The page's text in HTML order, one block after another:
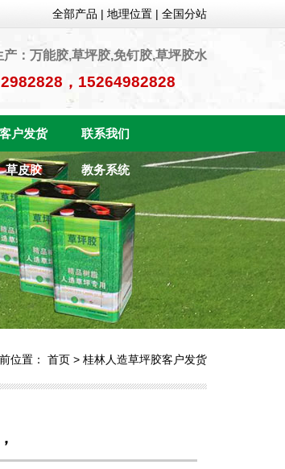
全部产品 | 地理位置 | 全国分站
产：万能胶,草坪胶,免钉胶,草坪胶水
，15264982828
客户发货 联系我们
草皮胶 教务系统
位置： 首页 > 桂林人造草坪胶客户发货